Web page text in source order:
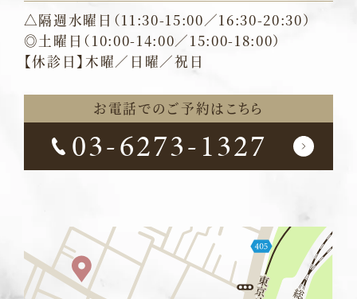
△隔週水曜日（11:30-15:00／16:30-20:30）
◎土曜日（10:00-14:00／15:00-18:00）
【休診日】木曜／日曜／祝日
お電話でのご予約はこちら
03-6273-1327